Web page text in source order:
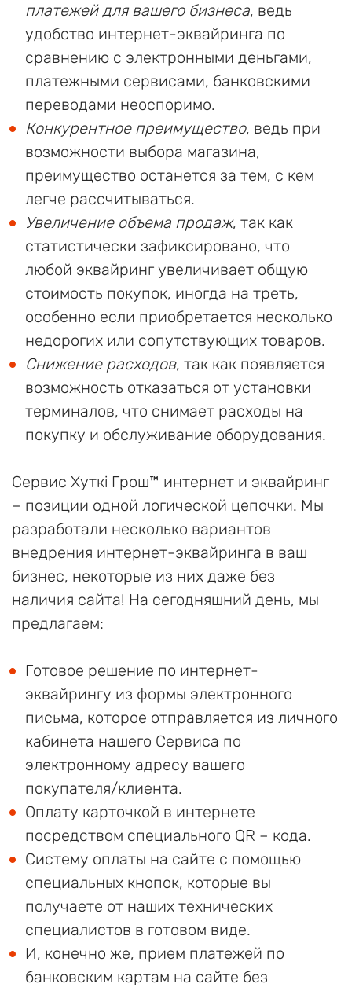
платежей для вашего бизнеса, ведь
удобство интернет-эквайринга по
сравнению с электронными деньгами,
платежными сервисами, банковскими
переводами неоспоримо.
Конкурентное преимущество, ведь при
возможности выбора магазина,
преимущество останется за тем, с кем
легче рассчитываться.
Увеличение объема продаж, так как
статистически зафиксировано, что
любой эквайринг увеличивает общую
стоимость покупок, иногда на треть,
особенно если приобретается несколько
недорогих или сопутствующих товаров.
Снижение расходов, так как появляется
возможность отказаться от установки
терминалов, что снимает расходы на
покупку и обслуживание оборудования.
Сервис Хуткi Грош™ интернет и эквайринг
– позиции одной логической цепочки. Мы
разработали несколько вариантов
внедрения интернет-эквайринга в ваш
бизнес, некоторые из них даже без
наличия сайта! На сегодняшний день, мы
предлагаем:
Готовое решение по интернет-
эквайрингу из формы электронного
письма, которое отправляется из личного
кабинета нашего Сервиса по
электронному адресу вашего
покупателя/клиента.
Оплату карточкой в интернете
посредством специального QR – кода.
Систему оплаты на сайте с помощью
специальных кнопок, которые вы
получаете от наших технических
специалистов в готовом виде.
И, конечно же, прием платежей по
банковским картам на сайте без